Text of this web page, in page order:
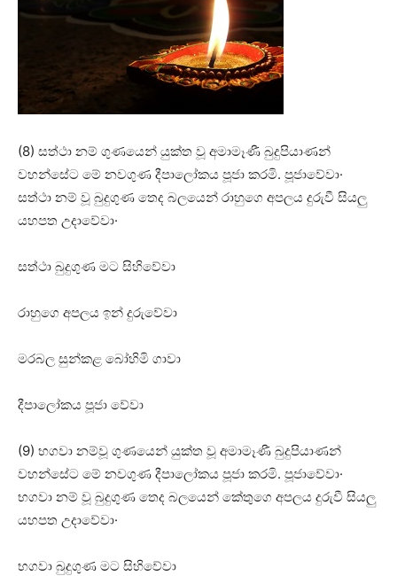
(8) සත්ථා නම් ගුණයෙන් යුක්‌ත වූ අමාමෑණී බුදුපියාණන්
වහන්සේට මේ නවගුණ දීපාලෝකය පූජා කරමි. පූජාවේවා·
සත්ථා නම් වූ බුදුගුණ තෙද බලයෙන් රාහුගෙ අපලය දුරුවී සියලු
යහපත උදාවේවා·
සත්ථා බුදුගුණ මට සිහිවේවා
රාහුගෙ අපලය ඉන් දුරුවේවා
මරබල සුන්කළ බෝහිමි ගාවා
දීපාලෝකය පූජා වේවා
(9) භගවා නම්වූ ගුණයෙන් යුක්‌ත වූ අමාමෑණී බුදුපියාණන්
වහන්සේට මේ නවගුණ දීපාලෝකය පූජා කරමි. පූජාවේවා·
භගවා නම් වූ බුදුගුණ තෙද බලයෙන් කේතුගෙ අපලය දුරුවී සියලු
යහපත උදාවේවා·
භගවා බුදුගුණ මට සිහිවේවා